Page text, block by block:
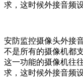
求，这时候外接音频
安防监控摄像头外接
不是所有的摄像机都
这一功能的摄像机往
求，这时候外接音频